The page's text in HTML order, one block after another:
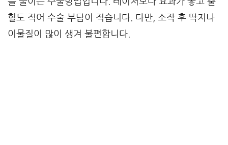
혈도 적어 수술 부담이 적습니다. 다만, 소작 후 딱지나
이물질이 많이 생겨 불편합니다.